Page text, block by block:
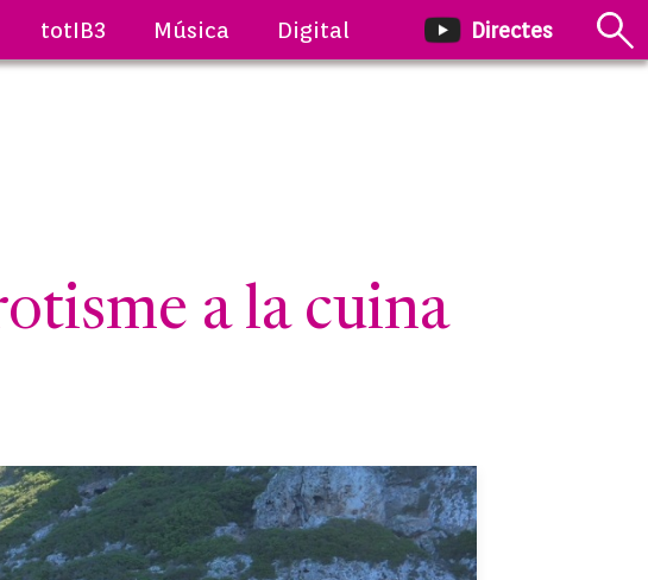
totIB3 Música Digital Directes
a la cuina